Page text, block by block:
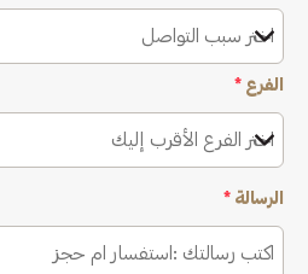
اختر سبب التواصل
الفرع *
اختر الفرع الأقرب إليك
الرسالة *